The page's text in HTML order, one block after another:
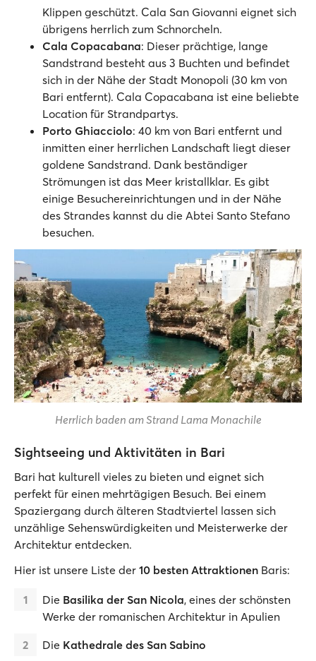
Klippen geschützt. Cala San Giovanni eignet sich
übrigens herrlich zum Schnorcheln.
Cala Copacabana: Dieser prächtige, lange
Sandstrand besteht aus 3 Buchten und befindet
sich in der Nähe der Stadt Monopoli (30 km von
Bari entfernt). Cala Copacabana ist eine beliebte
Location für Strandpartys.
Porto Ghiacciolo: 40 km von Bari entfernt und
inmitten einer herrlichen Landschaft liegt dieser
goldene Sandstrand. Dank beständiger
Strömungen ist das Meer kristallklar. Es gibt
einige Besuchereinrichtungen und in der Nähe
des Strandes kannst du die Abtei Santo Stefano
besuchen.
Herrlich baden am Strand Lama Monachile
Sightseeing und Aktivitäten in Bari
Bari hat kulturell vieles zu bieten und eignet sich
perfekt für einen mehrtägigen Besuch. Bei einem
Spaziergang durch älteren Stadtviertel lassen sich
unzählige Sehenswürdigkeiten und Meisterwerke der
Architektur entdecken.
Hier ist unsere Liste der 10 besten Attraktionen Baris:
Die Basilika der San Nicola, eines der schönsten
Werke der romanischen Architektur in Apulien
Die Kathedrale des San Sabino